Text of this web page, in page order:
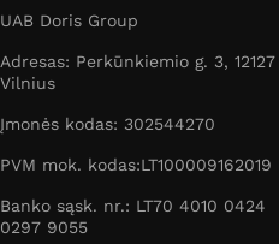
UAB Doris Group
Adresas: Perkūnkiemio g. 3, 12127
Vilnius
Įmonės kodas: 302544270
PVM mok. kodas:LT100009162019
Banko sąsk. nr.: LT70 4010 0424
0297 9055